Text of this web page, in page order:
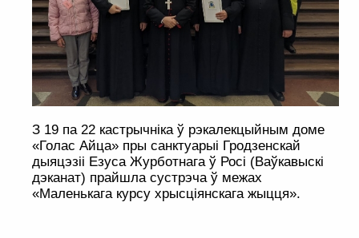
З 19 па 22 кастрычніка ў рэкалекцыйным доме
«Голас Айца» пры санктуарыі Гродзенскай
дыяцэзіі Езуса Журботнага ў Росі (Ваўкавыскі
дэканат) прайшла сустрэча ў межах
«Маленькага курсу хрысціянскага жыцця».